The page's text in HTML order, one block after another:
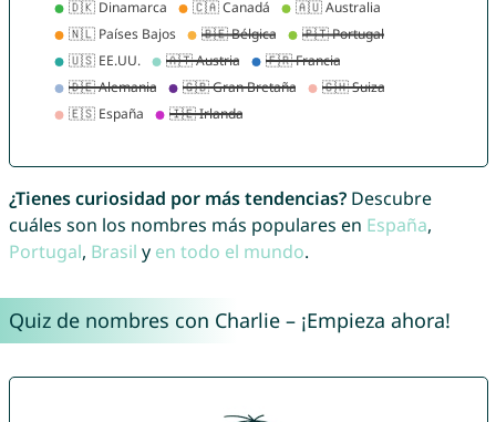
¿Tienes curiosidad por más tendencias?Descubre
cuáles son los nombres más populares en España,
Portugal, Brasil y en todo el mundo.
Quiz de nombres con Charlie – ¡Empieza ahora!